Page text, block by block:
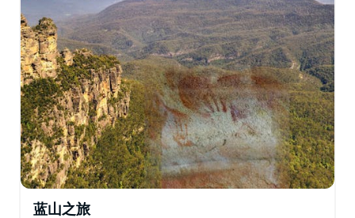
蓝山之旅